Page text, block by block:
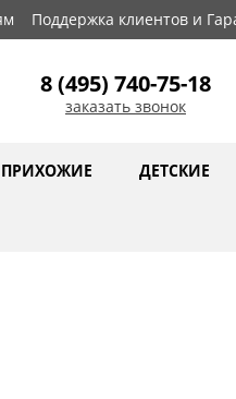
Поддержка клиентов и
8 (495) 740-75-18
заказать звонок
ПРИХОЖИЕ ДЕТСКИЕ